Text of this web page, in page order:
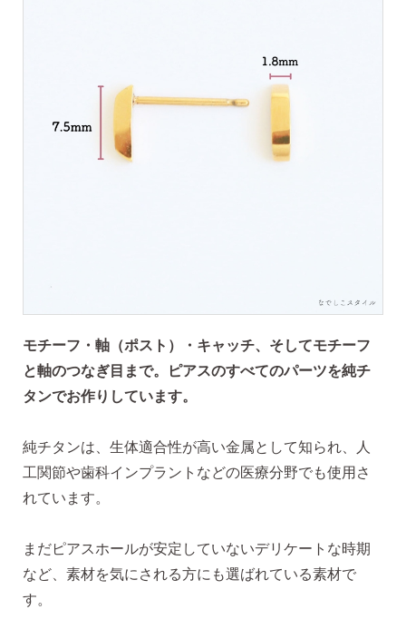
モチーフ・軸（ポスト）・キャッチ、そしてモチーフ
と軸のつなぎ目まで。ピアスのすべてのパーツを純チ
タンでお作りしています。
純チタンは、生体適合性が高い金属として知られ、人
工関節や歯科インプラントなどの医療分野でも使用さ
れています。
まだピアスホールが安定していないデリケートな時期
など、素材を気にされる方にも選ばれている素材で
す。